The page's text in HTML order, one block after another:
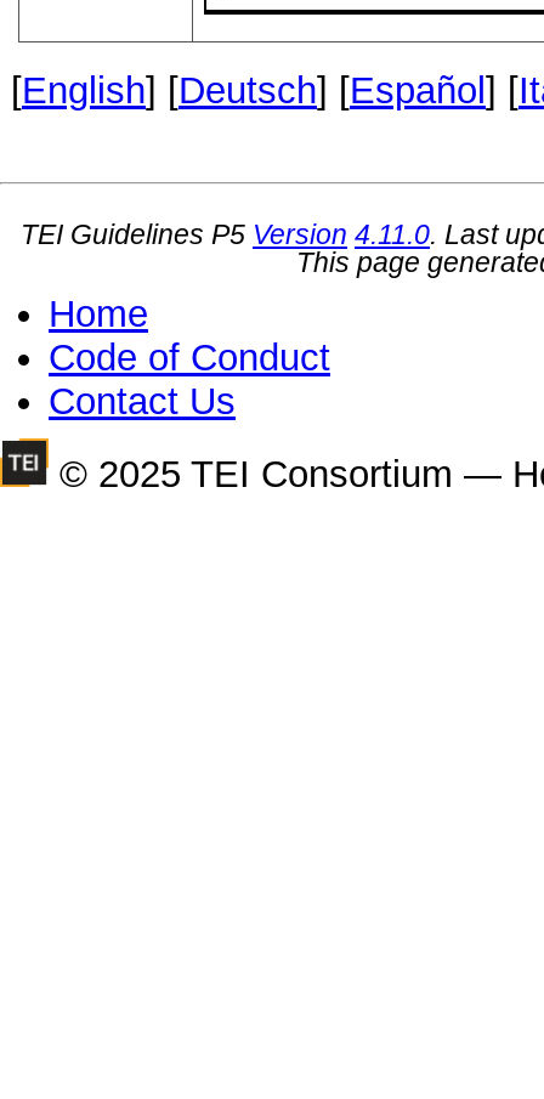
[English] [Deutsch] [Español] [
TEI Guidelines P5 Version 4.11.0. Last
This page
Home
Code of Conduct
Contact Us
© 2025 TEI Consortium —